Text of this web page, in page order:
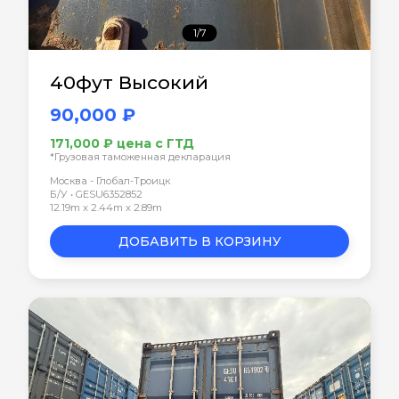
1/7
40фут Высокий
90,000 ₽
171,000 ₽ цена с ГТД
*Грузовая таможенная декларация
Москва - Глобал-Троицк
Б/У • GESU6352852
12.19m x 2.44m x 2.89m
ДОБАВИТЬ В КОРЗИНУ